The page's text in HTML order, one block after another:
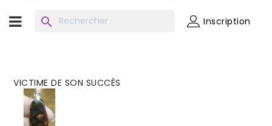
search Inscription
VICTIME DE SON SUCCÈS